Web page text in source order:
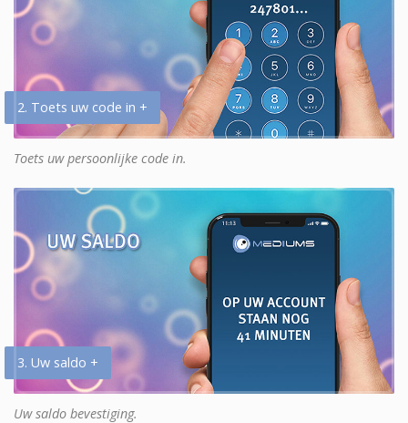
2. Toets uw code in +
Toets uw persoonlijke code in.
3. Uw saldo +
Uw saldo bevestiging.